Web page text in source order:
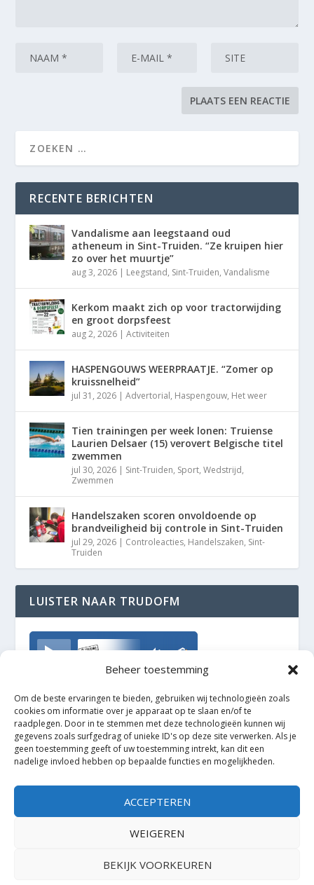
Beheer toestemming
Om de beste ervaringen te bieden, gebruiken wij technologieën zoals
cookies om informatie over je apparaat op te slaan en/of te
raadplegen. Door in te stemmen met deze technologieën kunnen wij
gegevens zoals surfgedrag of unieke ID's op deze site verwerken. Als je
geen toestemming geeft of uw toestemming intrekt, kan dit een
nadelige invloed hebben op bepaalde functies en mogelijkheden.
ACCEPTEREN
WEIGEREN
BEKIJK VOORKEUREN
RECENTE BERICHTEN
Vandalisme aan leegstaand oud
atheneum in Sint-Truiden. “Ze kruipen hier
zo over het muurtje”
aug 3, 2026 | Leegstand, Sint-Truiden,Vandalisme
Kerkom maakt zich op voor tractorwijding
en groot dorpsfeest
aug 2, 2026 |Activiteiten
HASPENGOUWS WEERPRAATJE. “Zomer op
kruissnelheid”
jul 31, 2026 |Advertorial, Haspengouw, Het weer
Tien trainingen per week lonen: Truiense
Laurien Delsaer (15) verovert Belgische titel
zwemmen
jul 30, 2026 | Sint-Truiden, Sport,Wedstrijd,
Zwemmen
Handelszaken scoren onvoldoende op
brandveiligheid bij controle in Sint-Truiden
jul 29, 2026 | Controleacties, Handelszaken, Sint-
Truiden
LUISTER NAAR TRUDOFM
TrudoFM
Elegant Themes| Mogelijk gemaakt door